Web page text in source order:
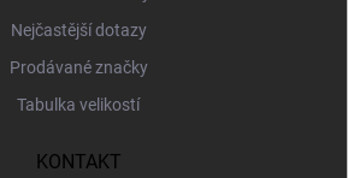
Nejčastější dotazy
Prodávané značky
Tabulka velikostí
KONTAKT